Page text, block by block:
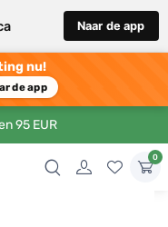
Naar de app
nu!
de app
95 EUR
0